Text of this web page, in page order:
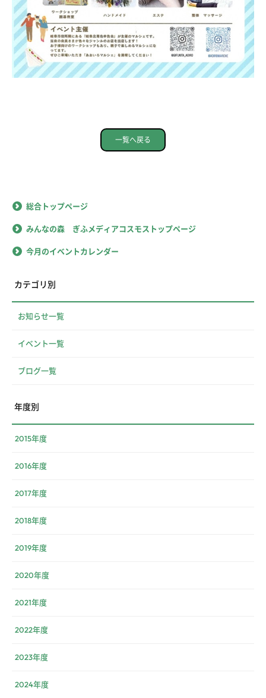
一覧へ戻る
総合トップページ
みんなの森 ぎふメディアコスモストップページ
今月のイベントカレンダー
カテゴリ別
お知らせ一覧
イベント一覧
ブログ一覧
年度別
2015年度
2016年度
2017年度
2018年度
2019年度
2020年度
2021年度
2022年度
2023年度
2024年度